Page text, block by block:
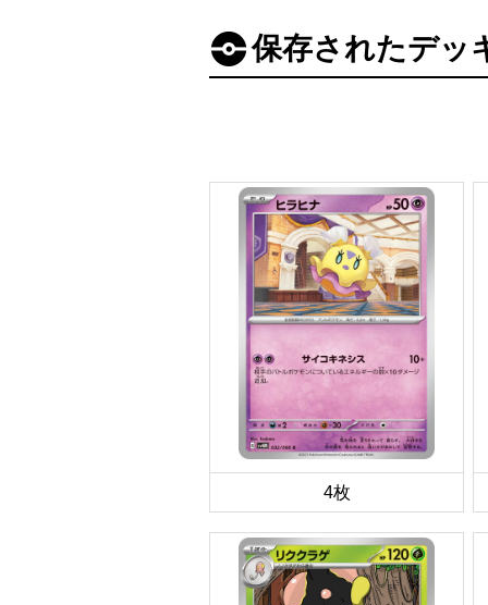
保存されたデッ
4枚